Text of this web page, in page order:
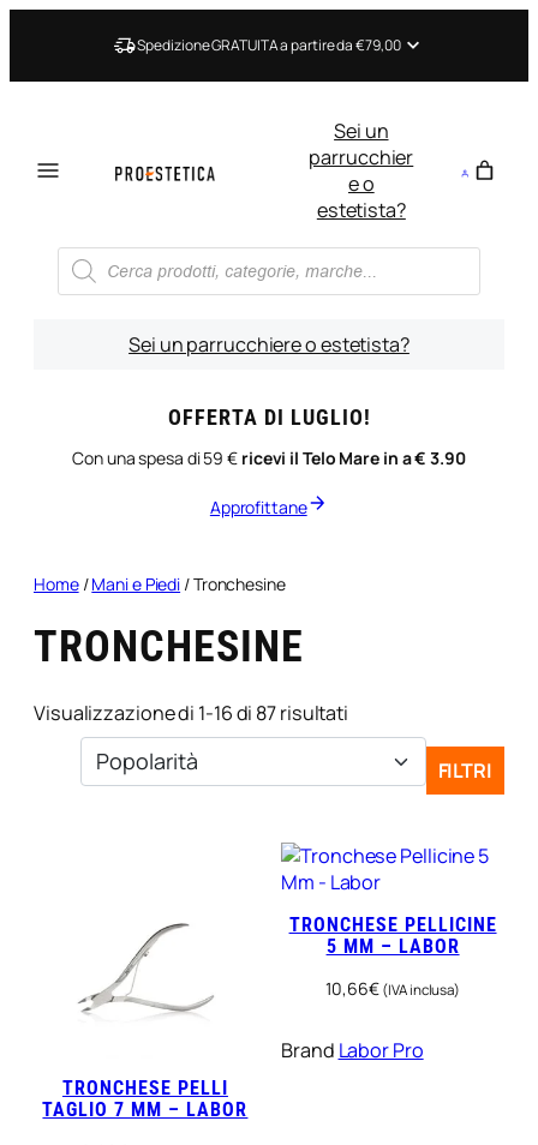
Spedizione GRATUITA a partire da €79,00
Sei un
parrucchier
e o
estetista?
Ricerca
prodotti
Sei un parrucchiere o estetista?
OFFERTA DI LUGLIO!
Con una spesa di 59 € ricevi il Telo Mare in a € 3.90
Approfittane
Home/Mani e Piedi / Tronchesine
TRONCHESINE
Visualizzazione di 1-16 di 87 risultati
FILTRI
TRONCHESE PELLI
TAGLIO 7 MM – LABOR
TRONCHESE PELLICINE
5 MM – LABOR
10,66€ (IVA inclusa)
Brand Labor Pro